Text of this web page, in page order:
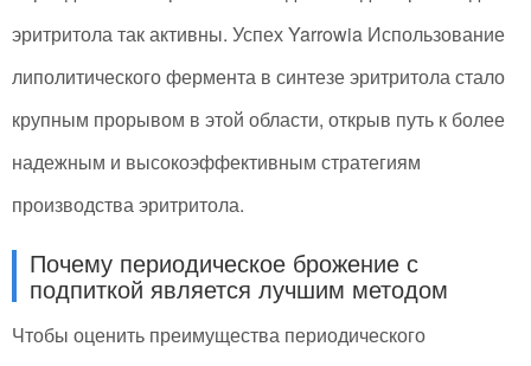
эритритола так активны. Успех Yarrowia Использование
липолитического фермента в синтезе эритритола стало
крупным прорывом в этой области, открыв путь к более
надежным и высокоэффективным стратегиям
производства эритритола.
Почему периодическое брожение с
подпиткой является лучшим методом
Чтобы оценить преимущества периодического